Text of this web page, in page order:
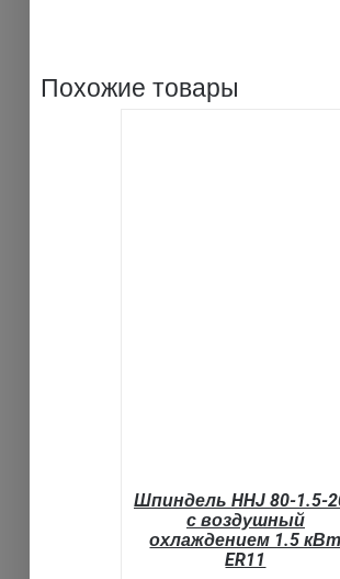
Похожие товары
Шпиндель HHJ 80-1.5-
с воздушный
охлаждением 1.5 кВт
ER11